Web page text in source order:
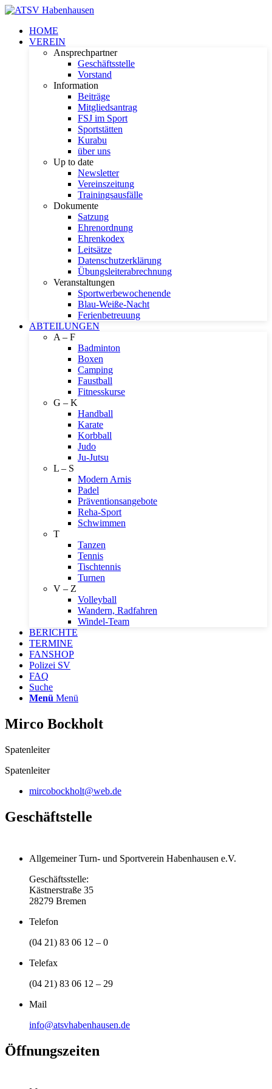
HOME
VEREIN
Ansprechpartner
Geschäftsstelle
Vorstand
Information
Beiträge
Mitgliedsantrag
FSJ im Sport
Sportstätten
Kurabu
über uns
Up to date
Newsletter
Vereinszeitung
Trainingsausfälle
Dokumente
Satzung
Ehrenordnung
Ehrenkodex
Leitsätze
Datenschutzerklärung
Übungsleiterabrechnung
Veranstaltungen
Sportwerbewochenende
Blau-Weiße-Nacht
Ferienbetreuung
ABTEILUNGEN
A – F
Badminton
Boxen
Camping
Faustball
Fitnesskurse
G – K
Handball
Karate
Korbball
Judo
Ju-Jutsu
L – S
Modern Arnis
Padel
Präventionsangebote
Reha-Sport
Schwimmen
T
Tanzen
Tennis
Tischtennis
Turnen
V – Z
Volleyball
Wandern, Radfahren
Windel-Team
BERICHTE
TERMINE
FANSHOP
Polizei SV
FAQ
Suche
Menü Menü
Mirco Bockholt
Spatenleiter
Spatenleiter
mircobockholt@web.de
Geschäftstelle
Allgemeiner Turn- und Sportverein Habenhausen e.V.
Geschäftsstelle:
Kästnerstraße 35
28279 Bremen
Telefon
(04 21) 83 06 12 – 0
Telefax
(04 21) 83 06 12 – 29
Mail
info@atsvhabenhausen.de
Öffnungszeiten